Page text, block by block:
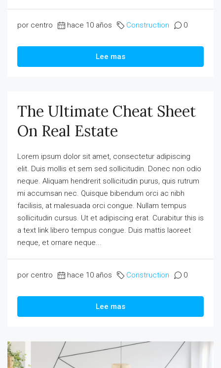
por centro hace 10 años Construction 0
Lee mas
The Ultimate Cheat Sheet
On Real Estate
Lorem ipsum dolor sit amet, consectetur adipiscing
elit. Duis mollis et sem sed sollicitudin. Donec non odio
neque. Aliquam hendrerit sollicitudin purus, quis rutrum
mi accumsan nec. Quisque bibendum orci ac nibh
facilisis, at malesuada orci congue. Nullam tempus
sollicitudin cursus. Ut et adipiscing erat. Curabitur this is
a text link libero tempus congue. Duis mattis laoreet
neque, et ornare neque...
por centro hace 10 años Construction 0
Lee mas